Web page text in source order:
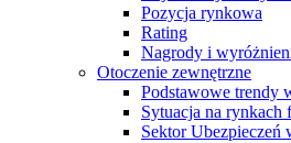
Pozycja rynkowa
Rating
Nagrody i
Otoczenie zewnętrzne
Podstawowe trendy
Sytuacja na rynkach
Sektor Ubezpieczeń